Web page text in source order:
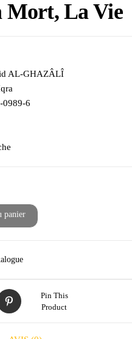
Mort, La Vie
AL-GHAZÂLÎ
0989-6
la Mort, La Vie
panier
Pin This
Product